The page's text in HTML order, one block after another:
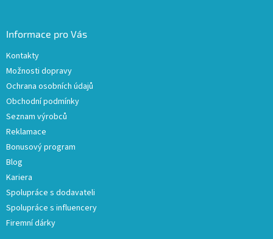
Informace pro Vás
Kontakty
Možnosti dopravy
Ochrana osobních údajů
Obchodní podmínky
Seznam výrobců
Reklamace
Bonusový program
Blog
Kariera
Spolupráce s dodavateli
Spolupráce s influencery
Firemní dárky